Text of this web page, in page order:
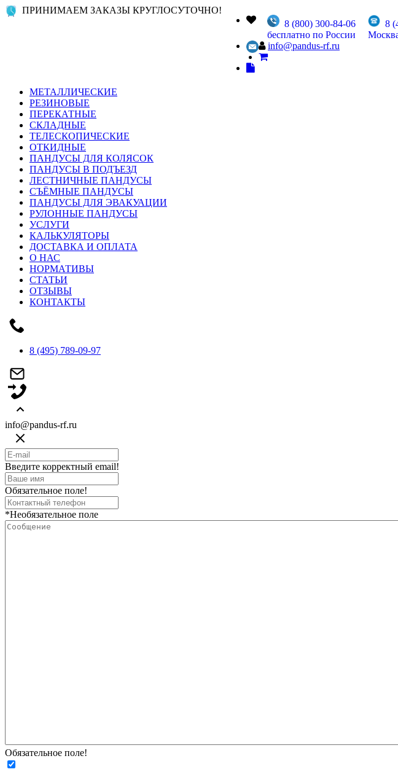
ПРИНИМАЕМ ЗАКАЗЫ КРУГЛОСУТОЧНО!
8 (800) 300-84-06
бесплатно по России
8
info@pandus-rf.ru
МЕТАЛЛИЧЕСКИЕ
РЕЗИНОВЫЕ
ПЕРЕКАТНЫЕ
СКЛАДНЫЕ
ТЕЛЕСКОПИЧЕСКИЕ
ОТКИДНЫЕ
ПАНДУСЫ ДЛЯ КОЛЯСОК
ПАНДУСЫ В ПОДЪЕЗД
ЛЕСТНИЧНЫЕ ПАНДУСЫ
СЪЁМНЫЕ ПАНДУСЫ
ПАНДУСЫ ДЛЯ ЭВАКУАЦИИ
РУЛОННЫЕ ПАНДУСЫ
УСЛУГИ
КАЛЬКУЛЯТОРЫ
ДОСТАВКА И ОПЛАТА
О НАС
НОРМАТИВЫ
СТАТЬИ
ОТЗЫВЫ
КОНТАКТЫ
8 (495) 789-09-97
info@pandus-rf.ru
Введите корректный email!
Обязательное поле!
*Необязательное поле
Обязательное поле!